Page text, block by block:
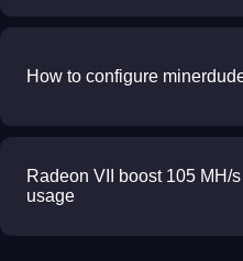
How to configure
Radeon VII boost 105 MH/
usage